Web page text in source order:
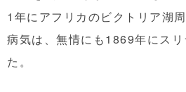
1年にアフリカのビクトリア湖
病気は、無情にも1869年にス
た。